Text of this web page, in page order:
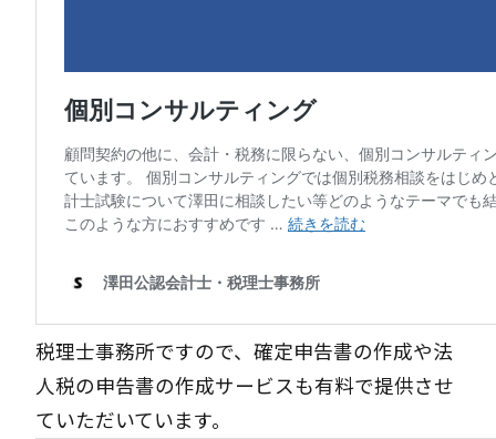
税理士事務所ですので、確定申告書の作成や法
人税の申告書の作成サービスも有料で提供させ
ていただいています。